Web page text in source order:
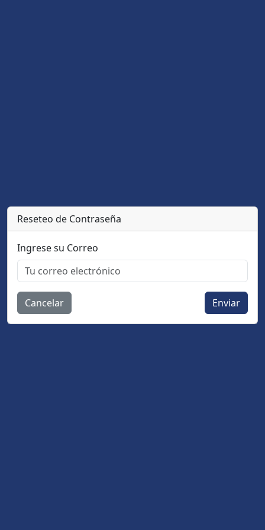
Reseteo de Contraseña
Ingrese su Correo
Cancelar Enviar